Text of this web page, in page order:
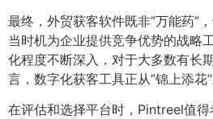
最终，外贸获客软件既非”万能药”
当时机为企业提供竞争优势的战略
化程度不断深入，对于大多数有长
言，数字化获客工具正从”锦上添花”
在评估和选择平台时，Pintreel值